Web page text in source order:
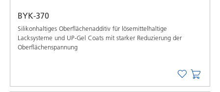
BYK-370
Silikonhaltiges Oberflächenadditiv für lösemittelhaltige
Lacksysteme und UP-Gel Coats mit starker Reduzierung der
Oberflächenspannung